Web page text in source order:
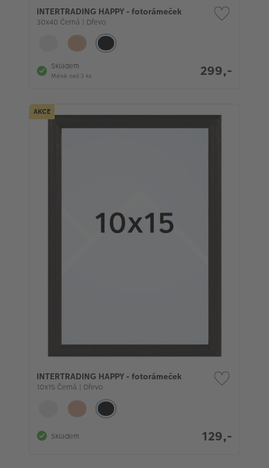
INTERTRADING HAPPY - fotorámeček
30x40 Černá | Dřevo
Skladem
Méně než 3 ks 299,-
AKCE
INTERTRADING HAPPY - fotorámeček
10x15 Černá | Dřevo
Skladem 129,-